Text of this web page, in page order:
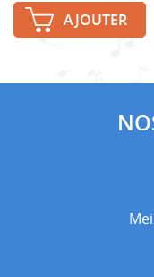
AJOUTER